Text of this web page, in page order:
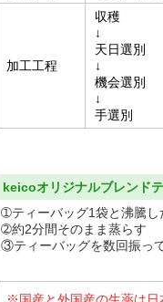
加工工程
収穫
↓
天日選別
↓
機会選別
↓
手選別
keicoオリジナルブレンド
➀ティーバッグ1袋と沸騰
➁約2分間そのまま蒸らす
③ティーバッグを数回振っ
※国産と外国産の生薬は日